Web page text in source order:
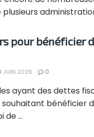
pour bénéficier
JUIN 2026 0
ayant des dettes
bénéficier
de ...